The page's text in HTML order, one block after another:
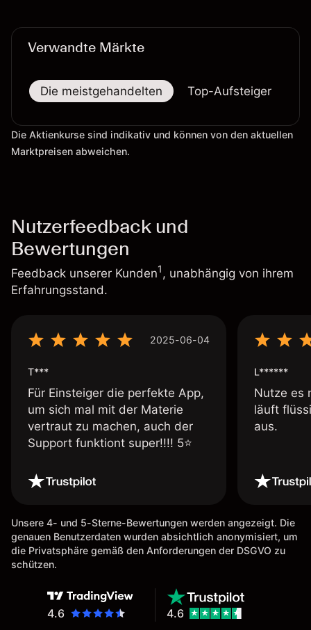
Verwandte Märkte
Die meistgehandelten Top-Aufsteiger
Die Aktienkurse sind indikativ und können von den aktuellen
Marktpreisen abweichen.
Nutzerfeedback und
Bewertungen
Feedback unserer Kunden1, unabhängig von ihrem
Erfahrungsstand.
2025-06-04
T***
Für Einsteiger die perfekte App,
um sich mal mit der Materie
vertraut zu machen, auch der
Support funktiont super!!!! 5⭐️
L******
Nutze es
läuft
aus.
Unsere 4- und 5-Sterne-Bewertungen werden angezeigt. Die
genauen Benutzerdaten wurden absichtlich anonymisiert, um
die Privatsphäre gemäß den Anforderungen der DSGVO zu
schützen.
4.6 4.6